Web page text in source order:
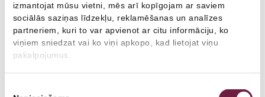
izmantojat mūsu vietni, mēs arī kopīgojam ar saviem
sociālās saziņas līdzekļu, reklamēšanas un analīzes
partneriem, kuri to var apvienot ar citu informāciju, ko
viņiem sniedzat vai ko viņi apkopo, kad lietojat viņu
pakalpojumus.
Slinga terapija ir piemērota ikvienam, kurš vēlas uzturēt sevi labā
fiziskā formā. Nodarbības var aizstāt trenažieru zāli vai
aerobikas vingrinājumus. Slinga terapija treniņa nolūkos ir īpašai
piemērota sēdoša vai mazkustīga darba veicējiem.
dziļās muskulatūras nostiprināšana uzlabo vispārējo sportisko